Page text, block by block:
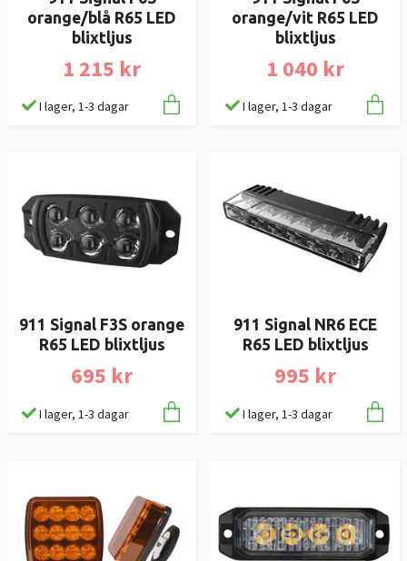
orange/blå R65 LED
blixtljus
1 215 kr
I lager, 1-3 dagar
orange/vit R65 LED
blixtljus
1 040 kr
I lager, 1-3 dagar
911 Signal F3S orange
R65 LED blixtljus
695 kr
I lager, 1-3 dagar
911 Signal NR6 ECE
R65 LED blixtljus
995 kr
I lager, 1-3 dagar